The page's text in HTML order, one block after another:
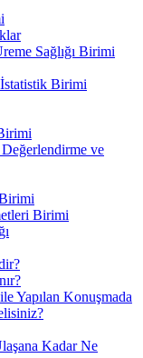
Sağlığı Birimi
Birimi
ve
Birimi
Yapılan Konuşmada
Kadar Ne